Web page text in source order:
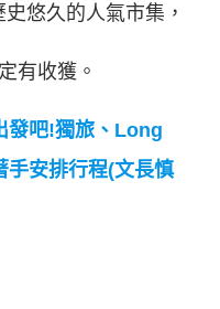
悠久的人氣市集，
有收獲。
發吧!獨旅、Long
手安排行程(文長慎